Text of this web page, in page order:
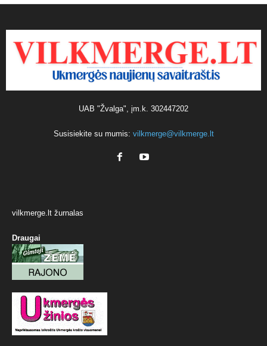
UAB "Žvalga", įm.k. 302447202
Susisiekite su mumis: vilkmerge@vilkmerge.lt
vilkmerge.lt žurnalas
Draugai